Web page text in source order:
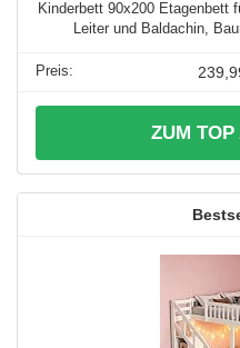
Kinderbett 90x200 Etagenbett
Leiter und Baldachin,
ZUM